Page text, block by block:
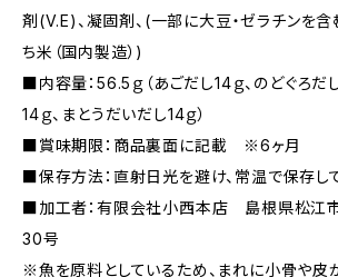
剤(V.E)、凝固剤、(一部に大豆・ゼラチンを含
ち米（国内製造）)
■内容量：56.5ｇ（あごだし14ｇ、のどぐろだ
14ｇ、まとうだいだし14ｇ）
■賞味期限：商品裏面に記載 ※6ヶ月
■保存方法：直射日光を避け、常温で保存して
■加工者：有限会社小西本店 島根県松江
30号
※魚を原料としているため、まれに小骨や皮